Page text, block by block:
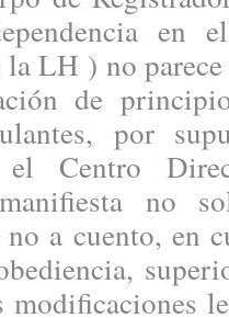
en
LH ) no parece
de
por
el Centro
no
a cuento, en